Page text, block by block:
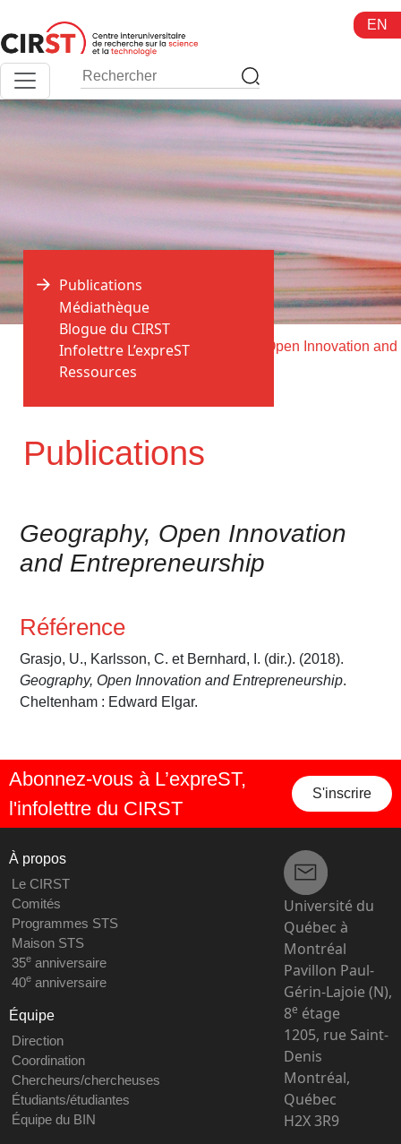
au
contenu
EN
Accueil > Publications >
Publications
Publications
Médiathèque
Blogue du CIRST
Infolettre L’expreST
Ressources
Geography, Open Innovation
and Entrepreneurship
Référence
Grasjo, U., Karlsson, C. et Bernhard, I. (dir.). (2018).
Geography, Open Innovation and Entrepreneurship.
Cheltenham : Edward Elgar.
Abonnez-vous à L’expreST,
l'infolettre du CIRST
S'inscrire
À propos
Le CIRST
Comités
Programmes STS
Maison STS
35eanniversaire
40eanniversaire
Équipe
Direction
Coordination
Chercheurs/chercheuses
Étudiants/étudiantes
Équipe du BIN
Université du
Québec à
Montréal
Pavillon Paul-
Gérin-Lajoie (N),
8e étage
1205, rue Saint-
Denis
Montréal,
Québec
H2X 3R9